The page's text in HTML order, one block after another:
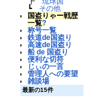
┗
その他
国盗りゃー戦歴
一覧?
称号一覧
鉄道de国盗り
高速de国盗り
船 de 国盗り
便利な切符
じぃの一言
管理人への要望
雑談場
最新の15件